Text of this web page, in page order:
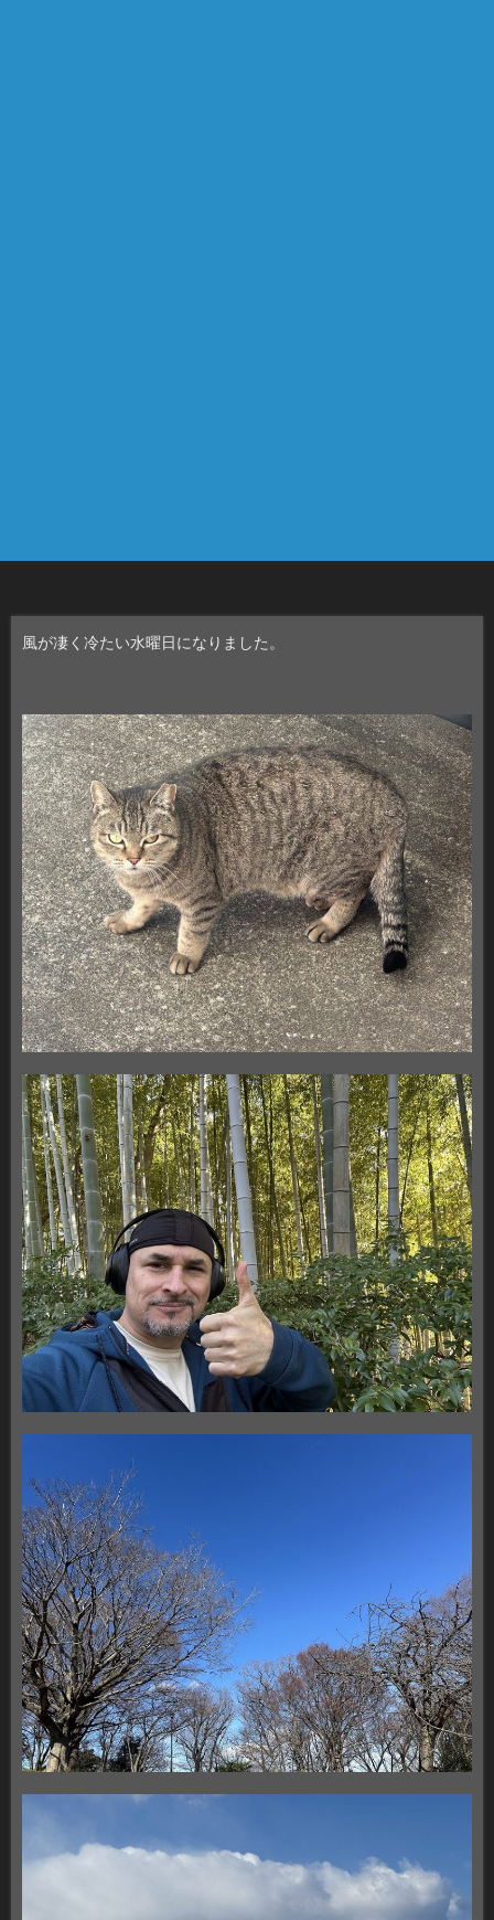
風が凄く冷たい水曜日になりました。